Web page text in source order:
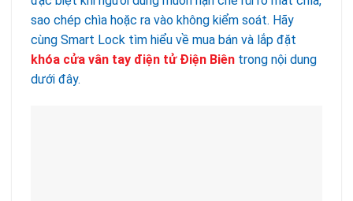
sao chép chìa hoặc ra vào không kiểm soát. Hãy
cùng Smart Lock tìm hiểu về mua bán và lắp đặt
khóa cửa vân tay điện tử Điện Biên trong nội dung
dưới đây.